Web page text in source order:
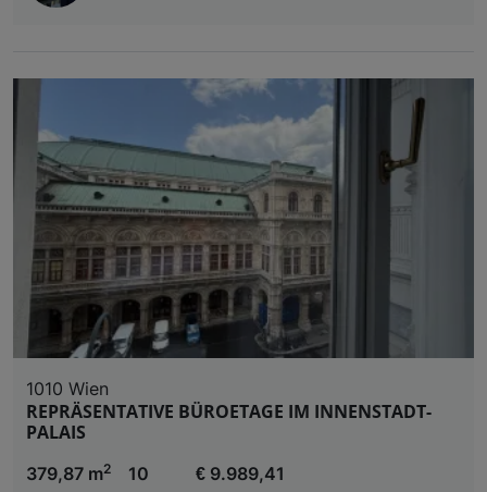
1010 Wien
REPRÄSENTATIVE BÜROETAGE IM INNENSTADT-
PALAIS
379,87 m2
10 € 9.989,41